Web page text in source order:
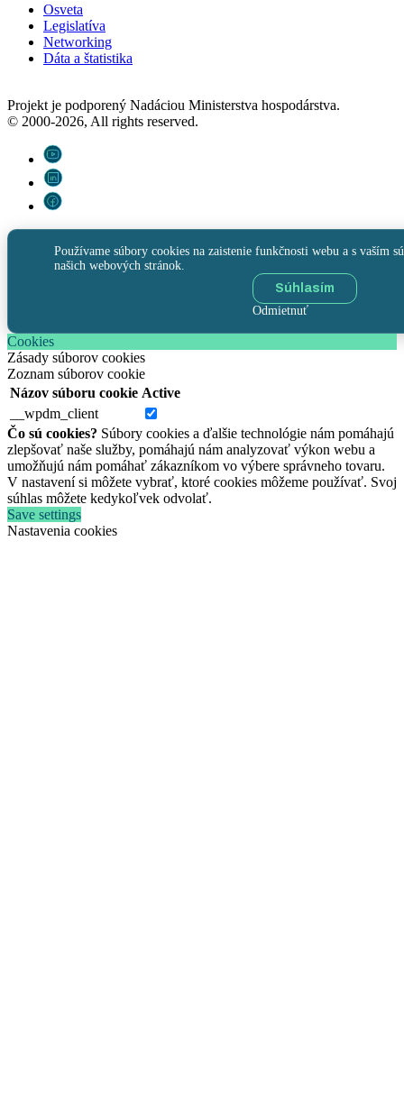
Osveta
Legislatíva
Networking
Dáta a štatistika
Projekt je podporený Nadáciou Ministerstva hospodárstva.
© 2000-2026, All rights reserved.
Používame súbory cookies na zaistenie funkčnosti webu a s vaším
našich webových stránok.
Súhlasím
Odmietnuť
Cookies
Zásady súborov cookies
Zoznam súborov cookie
Názov súboru cookie Active
__wpdm_client
Čo sú cookies? Súbory cookies a ďalšie technológie nám pomáhajú
zlepšovať naše služby, pomáhajú nám analyzovať výkon webu a
umožňujú nám pomáhať zákazníkom vo výbere správneho tovaru.
V nastavení si môžete vybrať, ktoré cookies môžeme používať. Svoj
súhlas môžete kedykoľvek odvolať.
Save settings
Nastavenia cookies